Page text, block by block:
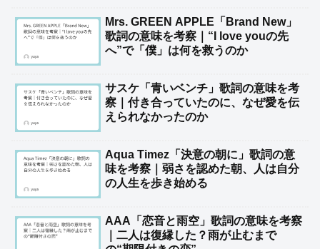
Mrs. GREEN APPLE「Brand New」
歌詞の意味を考察｜“I love youの先
へ”で「僕」は何を救うのか
サスケ「青いベンチ」歌詞の意味を考
察｜付き合っていたのに、なぜ愛を伝
えられなかったのか
Aqua Timez「決意の朝に」歌詞の意
味を考察｜弱さを認めた朝、人は自分
の人生を歩き始める
AAA「恋音と雨空」歌詞の意味を考察
｜二人は復縁した？雨が止むまで